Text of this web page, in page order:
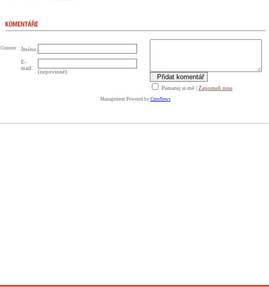
Jméno:
Pamatuj si mě| Zapomeň mne
E-
mail:
(nepovinné)
Content
Management Powered by CuteNews